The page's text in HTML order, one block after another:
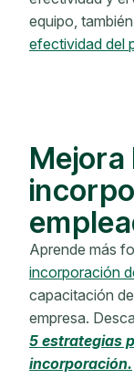
equipo,
efectividad del
Mejora
Aprende más
incorporación
capacitación
empresa.
5 estrategias
incorporación.